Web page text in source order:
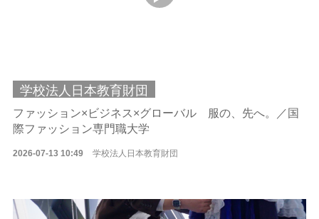
学校法人日本教育財団
ファッション×ビジネス×グローバル 服の、先へ。／国
際ファッション専門職大学
2026-07-13 10:49 学校法人日本教育財団